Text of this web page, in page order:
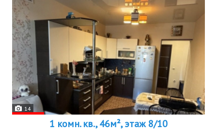
14
1 комн. кв., 46м², этаж 8/10